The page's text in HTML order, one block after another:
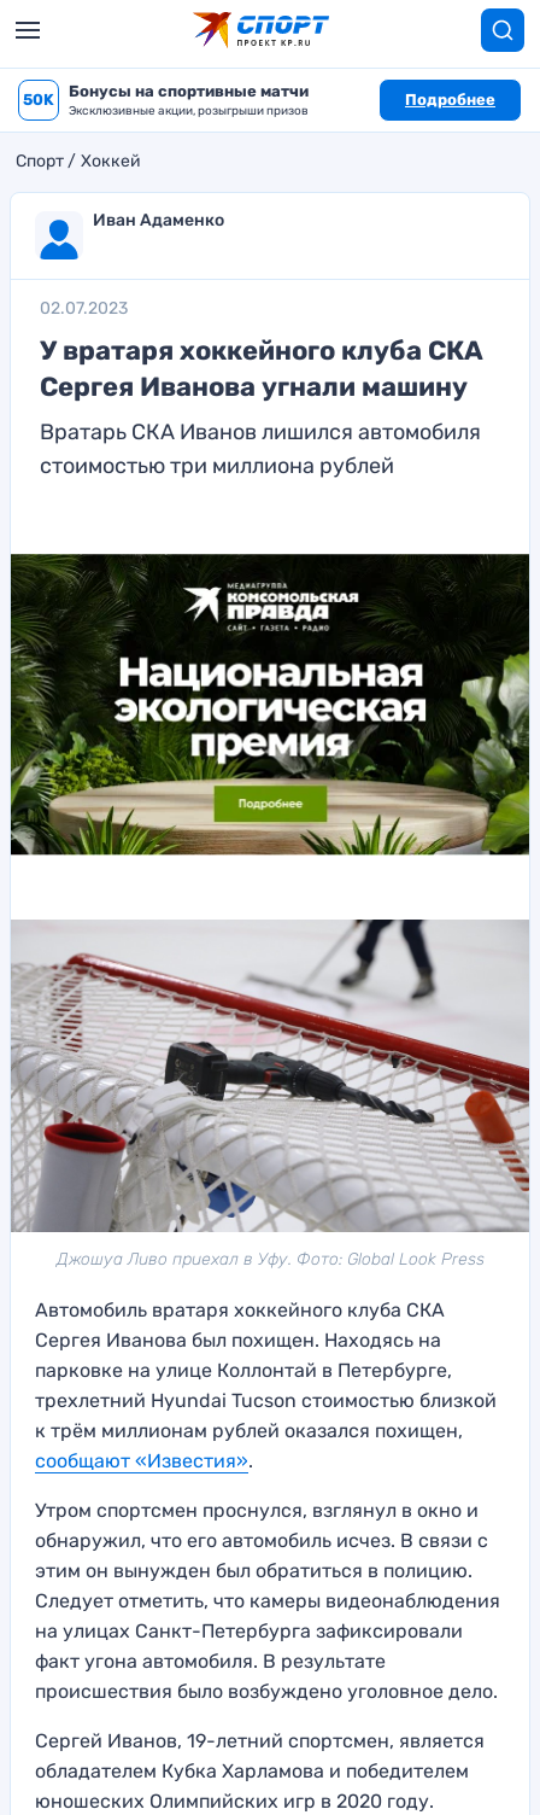
50K Бонусы на спортивные матчи
Эксклюзивные акции, розыгрыши призов
Подробнее
Спорт Хоккей
Иван Адаменко
02.07.2023
У вратаря хоккейного клуба СКА
Сергея Иванова угнали машину
Вратарь СКА Иванов лишился автомобиля
стоимостью три миллиона рублей
Джошуа Ливо приехал в Уфу. Фото: Global Look Press
Автомобиль вратаря хоккейного клуба СКА
Сергея Иванова был похищен. Находясь на
парковке на улице Коллонтай в Петербурге,
трехлетний Hyundai Tucson стоимостью близкой
к трём миллионам рублей оказался похищен,
сообщают «Известия».
Утром спортсмен проснулся, взглянул в окно и
обнаружил, что его автомобиль исчез. В связи с
этим он вынужден был обратиться в полицию.
Следует отметить, что камеры видеонаблюдения
на улицах Санкт-Петербурга зафиксировали
факт угона автомобиля. В результате
происшествия было возбуждено уголовное дело.
Сергей Иванов, 19-летний спортсмен, является
обладателем Кубка Харламова и победителем
юношеских Олимпийских игр в 2020 году.